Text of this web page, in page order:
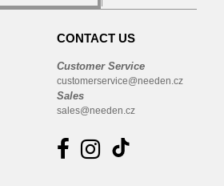
CONTACT US
Customer Service
customerservice@needen.cz
Sales
sales@needen.cz